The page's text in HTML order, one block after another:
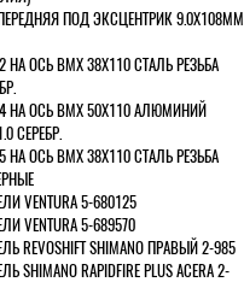
ПОД ЭКСЦЕНТРИК 9.0Х108ММ
НА ОСЬ BMX 38Х110 СТАЛЬ РЕЗЬБА
НА ОСЬ BMX 50Х110 АЛЮМИНИЙ
СЕРЕБР.
НА ОСЬ BMX 38Х110 СТАЛЬ РЕЗЬБА
VENTURA 5-680125
VENTURA 5-689570
REVOSHIFT SHIMANO ПРАВЫЙ 2-985
SHIMANO RAPIDFIRE PLUS ACERA 2-